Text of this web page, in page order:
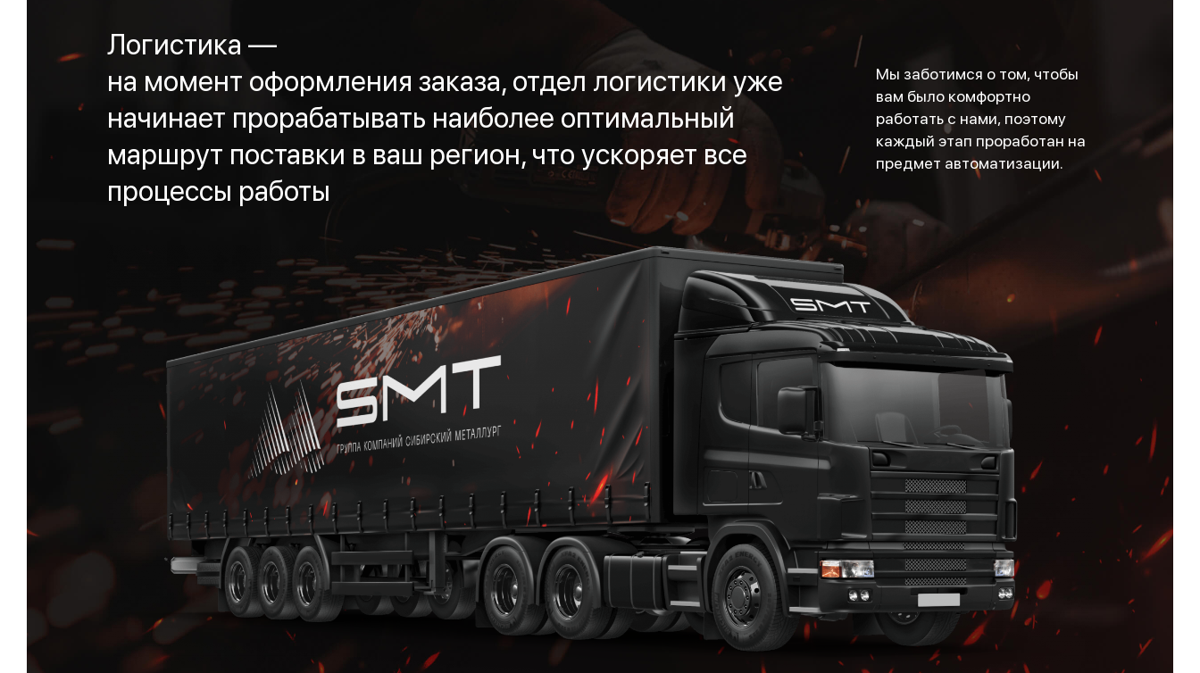
Логистика —
на момент оформления заказа, отдел логистики уже
начинает прорабатывать наиболее оптимальный
маршрут поставки в ваш регион, что ускоряет все
процессы работы
Мы заботимся о том, чтобы
вам было комфортно
работать с нами, поэтому
каждый этап проработан на
предмет автоматизации.